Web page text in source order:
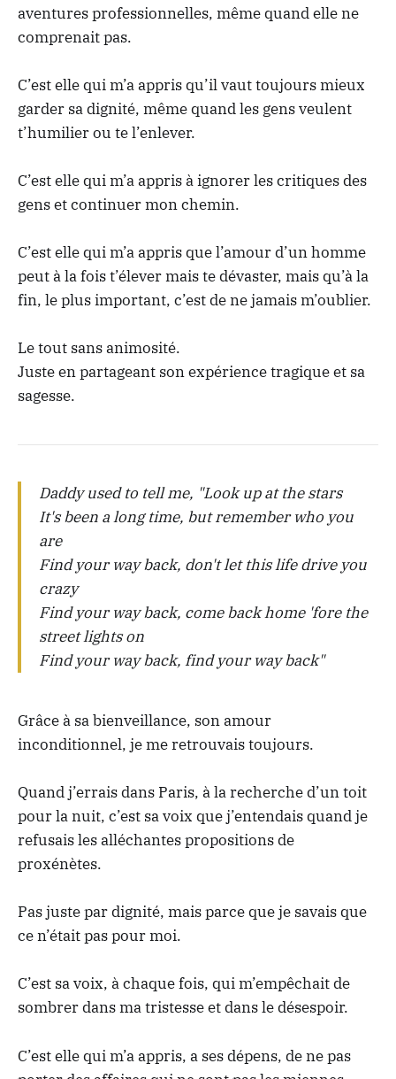
aventures professionnelles, même quand elle ne
comprenait pas.
C’est elle qui m’a appris qu’il vaut toujours mieux
garder sa dignité, même quand les gens veulent
t’humilier ou te l’enlever.
C’est elle qui m’a appris à ignorer les critiques des
gens et continuer mon chemin.
C’est elle qui m’a appris que l’amour d’un homme
peut à la fois t’élever mais te dévaster, mais qu’à la
fin, le plus important, c’est de ne jamais m’oublier.
Le tout sans animosité.
Juste en partageant son expérience tragique et sa
sagesse.
Daddy used to tell me, "Look up at the stars
It's been a long time, but remember who you
are
Find your way back, don't let this life drive you
crazy
Find your way back, come back home 'fore the
street lights on
Find your way back, find your way back"
Grâce à sa bienveillance, son amour
inconditionnel, je me retrouvais toujours.
Quand j’errais dans Paris, à la recherche d’un toit
pour la nuit, c’est sa voix que j’entendais quand je
refusais les alléchantes propositions de
proxénètes.
Pas juste par dignité, mais parce que je savais que
ce n’était pas pour moi.
C’est sa voix, à chaque fois, qui m’empêchait de
sombrer dans ma tristesse et dans le désespoir.
C’est elle qui m’a appris, a ses dépens, de ne pas